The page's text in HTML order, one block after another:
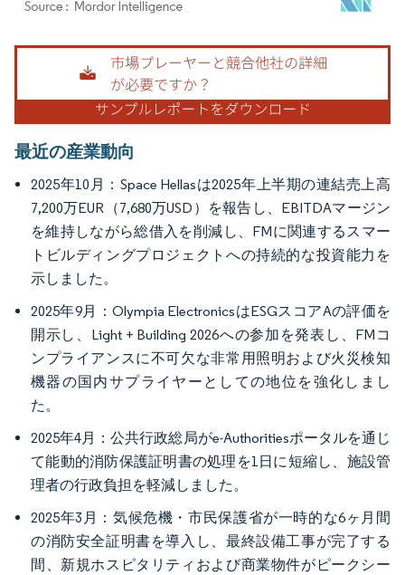
画像 © Mordor Intelligence。再利用にはCC BY 4.0の表示が必要です。
最近の産業動向
2025年10月：Space Hellasは2025年上半期の連結売上高
7,200万EUR（7,680万USD）を報告し、EBITDAマージン
を維持しながら総借入を削減し、FMに関連するスマー
トビルディングプロジェクトへの持続的な投資能力を
示しました。
2025年9月：Olympia ElectronicsはESGスコアAの評価を
開示し、Light + Building 2026への参加を発表し、FMコ
ンプライアンスに不可欠な非常用照明および火災検知
機器の国内サプライヤーとしての地位を強化しまし
た。
2025年4月：公共行政総局がe-Authoritiesポータルを通じ
て能動的消防保護証明書の処理を1日に短縮し、施設管
理者の行政負担を軽減しました。
2025年3月：気候危機・市民保護省が一時的な6ヶ月間
の消防安全証明書を導入し、最終設備工事が完了する
間、新規ホスピタリティおよび商業物件がピークシー